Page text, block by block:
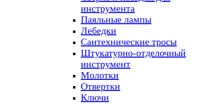
инструмента
Паяльные лампы
Лебедки
Сантехнические тросы
Штукатурно-отделочный
инструмент
Молотки
Отвертки
Ключи